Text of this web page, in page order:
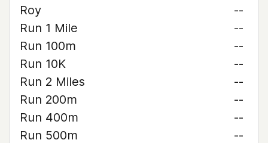
Roy
--
Run 1 Mile
--
Run 100m
--
Run 10K
--
Run 2 Miles
--
Run 200m
--
Run 400m
--
Run 500m
--